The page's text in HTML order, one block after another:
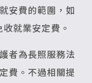
安費的範圍，如
就業安定費。
者為長照服務法
費。不過相關提